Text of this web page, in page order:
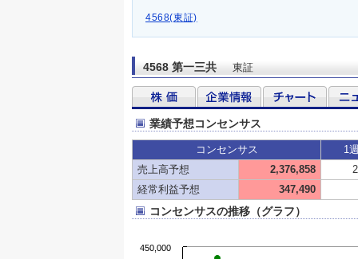
4568(東証)
4568 第一三共 東証